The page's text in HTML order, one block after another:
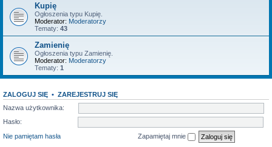
Kupię
Ogłoszenia typu Kupię.
Moderator: Moderatorzy
Tematy: 43
Zamienię
Ogłoszenia typu Zamienię.
Moderator: Moderatorzy
Tematy: 1
ZALOGUJ SIĘ • ZAREJESTRUJ SIĘ
Nazwa użytkownika:
Hasło:
Nie pamiętam hasła
Zapamiętaj mnie